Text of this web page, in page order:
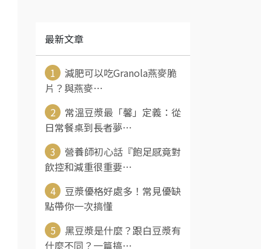
最新文章
1
減肥可以吃Granola燕麥脆
片？與燕麥⋯
2
常溫豆漿最「馨」定義：從
日常餐桌到長者夢⋯
3
營養師初心話『飽足感竟對
飲控和減重很重要⋯
4
豆漿優格好處多！常見優缺
點帶你一次搞懂
5
黑豆漿是什麼？跟白豆漿有
什麼不同？一篇搞⋯